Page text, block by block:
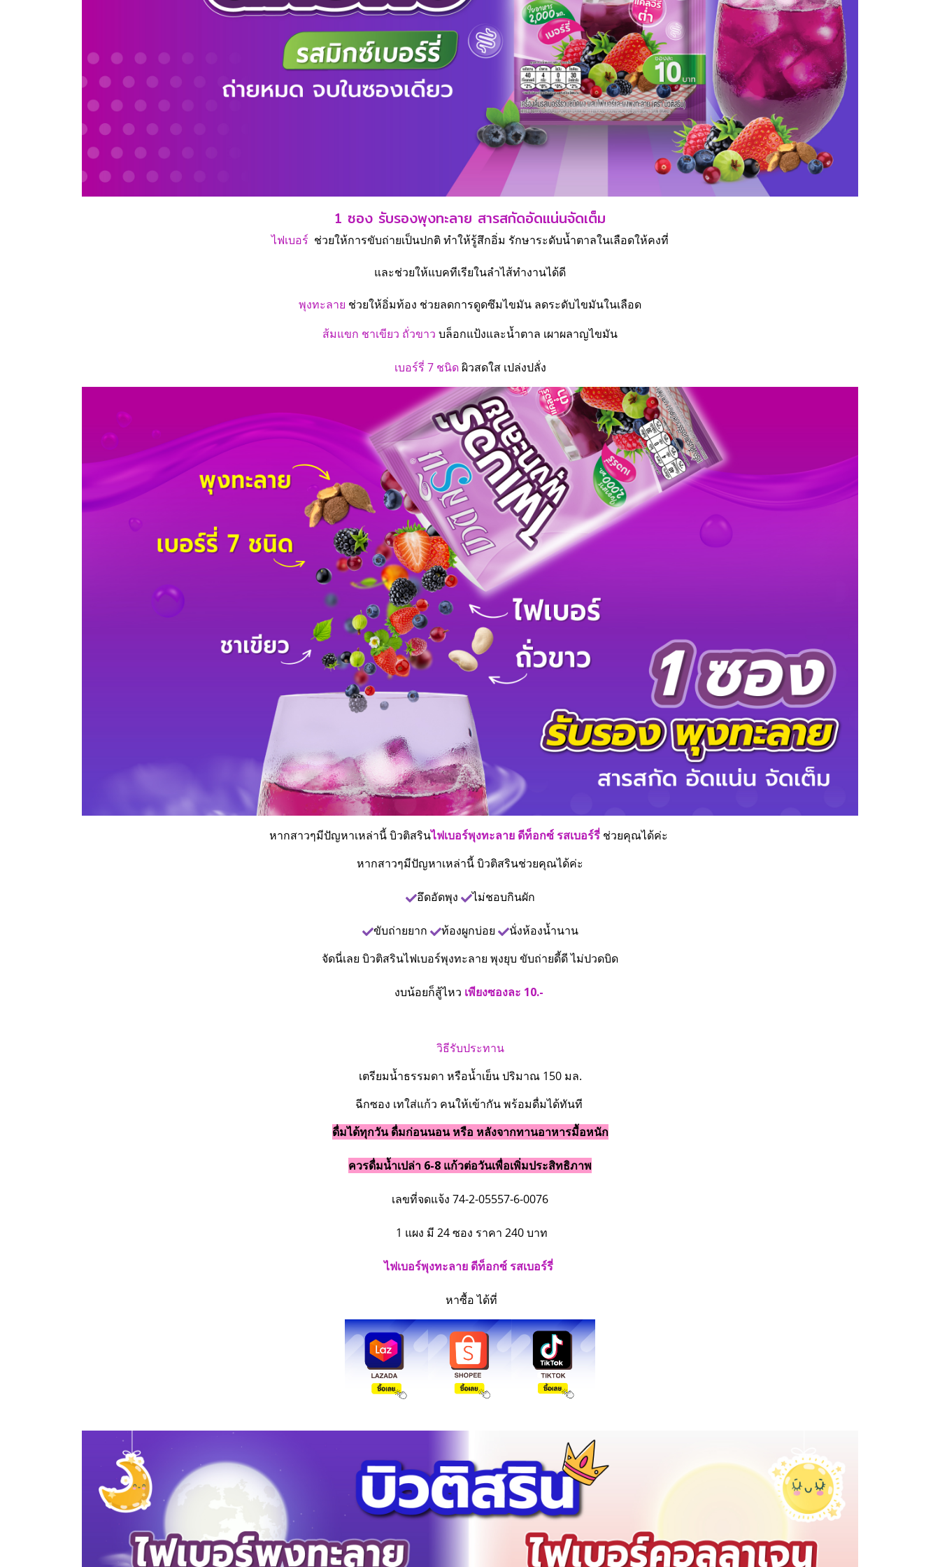
1 ซอง รับรองพุงทะลาย สารสกัดอัดแน่นจัดเต็ม
ไฟเบอร์ ช่วยให้การขับถ่ายเป็นปกติ ทำให้รู้สึกอิ่ม รักษาระดับน้ำตาลในเลือดให้คงที่
และช่วยให้แบคทีเรียในลำไส้ทำงานได้ดี
พุงทะลาย ช่วยให้อิ่มท้อง ช่วยลดการดูดซึมไขมัน ลดระดับไขมันในเลือด
ส้มแขก ชาเขียว ถั่วขาว บล็อกแป้งและน้ำตาล เผาผลาญไขมัน
เบอร์รี่ 7 ชนิดผิวสดใส เปล่งปลั่ง
หากสาวๆมีปัญหาเหล่านี้ บิวติสรินไฟเบอร์พุงทะลาย ดีท็อกซ์ รสเบอร์รี่ ช่วยคุณได้ค่ะ
หากสาวๆมีปัญหาเหล่านี้ บิวติสรินช่วยคุณได้ค่ะ
อึดอัดพุง ไม่ชอบกินผัก
ขับถ่ายยาก ท้องผูกบ่อย
นั่งห้องน้ำนาน
จัดนี่เลย บิวติสรินไฟเบอร์พุงทะลาย พุงยุบ ขับถ่ายดี้ดี ไม่ปวดบิด
งบน้อยก็สู้ไหว เพียงซองละ 10.-
วิธีรับประทาน
เตรียมน้ำธรรมดา หรือน้ำเย็น ปริมาณ 150 มล.
ฉีกซอง เทใส่แก้ว คนให้เข้ากัน พร้อมดื่มได้ทันที
ดื่มได้ทุกวัน ดื่มก่อนนอน หรือ หลังจากทานอาหารมื้อหนัก
ควรดื่มน้ำเปล่า 6-8 แก้วต่อวันเพื่อเพิ่มประสิทธิภาพ
เลขที่จดแจ้ง 74-2-05557-6-0076
1 แผง มี 24 ซอง ราคา 240 บาท
ไฟเบอร์พุงทะลาย ดีท็อกซ์ รสเบอร์รี่
หาซื้อ ได้ที่